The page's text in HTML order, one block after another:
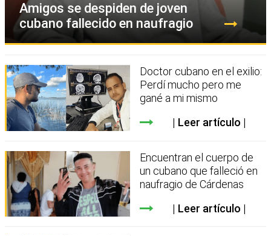
Amigos se despiden de joven
cubano fallecido en naufragio
Doctor cubano en el exilio:
Perdí mucho pero me
gané a mi mismo
Leer artículo
Encuentran el cuerpo de
un cubano que falleció en
naufragio de Cárdenas
Leer artículo